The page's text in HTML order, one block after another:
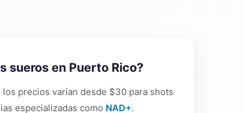
sueros en Puerto Rico?
los precios varían desde $30 para shots
especializadas como NAD+.